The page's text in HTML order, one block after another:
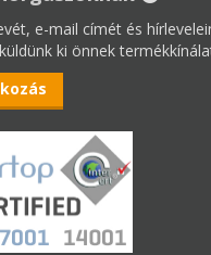
e-mail címét és
ki önnek